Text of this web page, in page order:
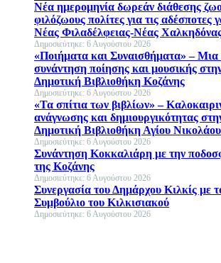
Νέα ημερομηνία δωρεάν διάθεσης
φιλόζωους πολίτες για τις αδέσποτες
Νέας Φιλαδέλφειας-Νέας
Δημοσιεύτηκε: 6 Αυγούστου 2026
«Ποιήματα και Συναισθήματα» – Μια
συνάντηση ποίησης και μουσικής
Δημοτική Βιβλιοθήκη Κοζάνης
Δημοσιεύτηκε: 6 Αυγούστου 2026
«Τα σπίτια των βιβλίων» –
ανάγνωσης και δημιουργικότητας
Δημοτική Βιβλιοθήκη Αγίου Νικολάου
Δημοσιεύτηκε: 6 Αυγούστου 2026
Συνάντηση Κοκκαλιάρη με την
της Κοζάνης
Δημοσιεύτηκε: 6 Αυγούστου 2026
Συνεργασία του Δημάρχου Κιλκίς με
Συμβούλιο του Κιλκισιακού
Δημοσιεύτηκε: 6 Αυγούστου 2026